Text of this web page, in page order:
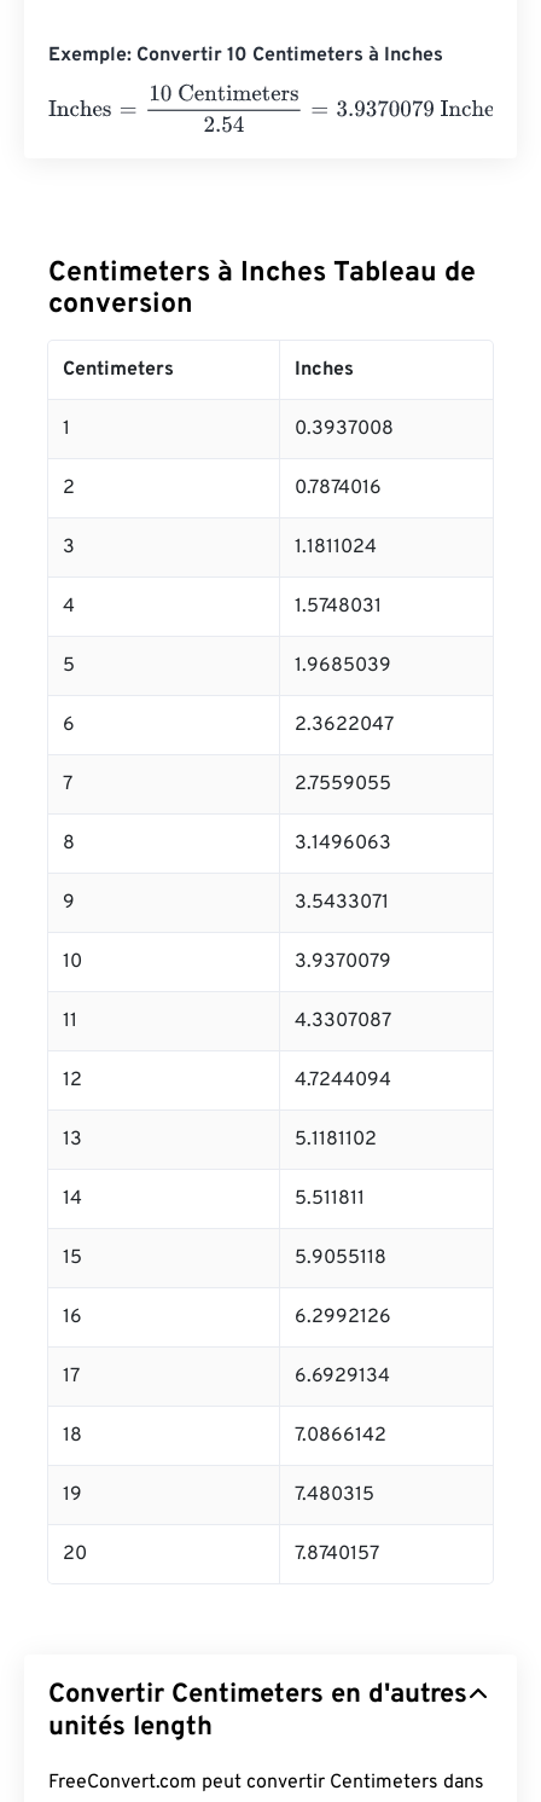
Exemple: Convertir 10 Centimeters à Inches
Inches
10 Centimeters2.54= 3.9370079 Inches
Centimeters à Inches Tableau de
conversion
Centimeters Inches
1 0.3937008
2 0.7874016
3 1.1811024
4 1.5748031
5 1.9685039
6 2.3622047
7 2.7559055
8 3.1496063
9 3.5433071
10 3.9370079
11 4.3307087
12 4.7244094
13 5.1181102
14 5.511811
15 5.9055118
16 6.2992126
17 6.6929134
18 7.0866142
19 7.480315
20 7.8740157
Convertir Centimeters en d'autres
unités length
FreeConvert.com peut convertir Centimeters dans